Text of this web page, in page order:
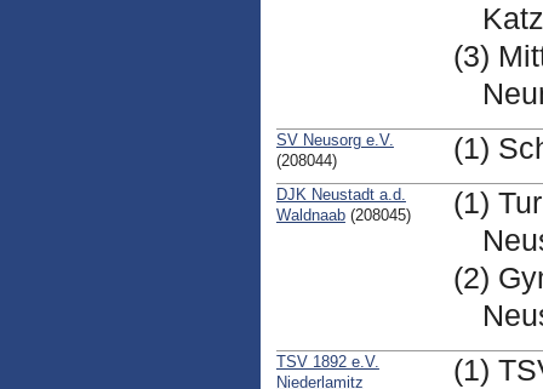
(3)
SV Neusorg e.V.
(208044)
(1)
DJK Neustadt a.d.
Waldnaab(208045)
(1)
(2)
TSV 1892 e.V.
Niederlamitz
(1)